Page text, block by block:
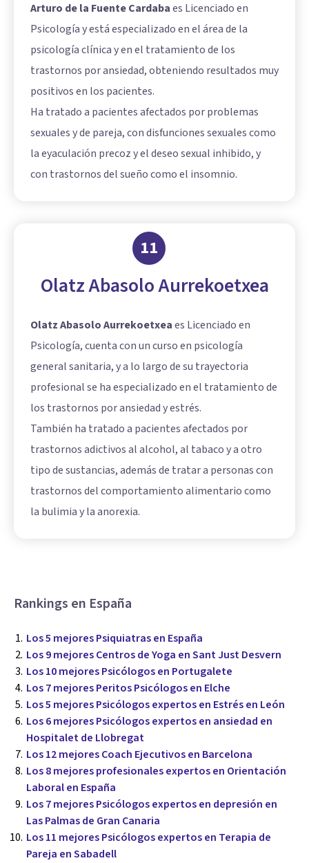
Arturo de la Fuente Cardabaes Licenciado en
Psicología y está especializado en el área de la
psicología clínica y en el tratamiento de los
trastornos por ansiedad, obteniendo resultados muy
positivos en los pacientes.
Ha tratado a pacientes afectados por problemas
sexuales y de pareja, con disfunciones sexuales como
la eyaculación precoz y el deseo sexual inhibido, y
con trastornos del sueño como el insomnio.
11
Olatz Abasolo Aurrekoetxea
Olatz Abasolo Aurrekoetxeaes Licenciado en
Psicología, cuenta con un curso en psicología
general sanitaria, y a lo largo de su trayectoria
profesional se ha especializado en el tratamiento de
los trastornos por ansiedad y estrés.
También ha tratado a pacientes afectados por
trastornos adictivos al alcohol, al tabaco y a otro
tipo de sustancias, además de tratar a personas con
trastornos del comportamiento alimentario como
la bulimia y la anorexia.
Rankings en España
Los 5 mejores Psiquiatras en España
Los 9 mejores Centros de Yoga en Sant Just Desvern
Los 10 mejores Psicólogos en Portugalete
Los 7 mejores Peritos Psicólogos en Elche
Los 5 mejores Psicólogos expertos en Estrés en León
Los 6 mejores Psicólogos expertos en ansiedad en
Hospitalet de Llobregat
Los 12 mejores Coach Ejecutivos en Barcelona
Los 8 mejores profesionales expertos en Orientación
Laboral en España
Los 7 mejores Psicólogos expertos en depresión en
Las Palmas de Gran Canaria
Los 11 mejores Psicólogos expertos en Terapia de
Pareja en Sabadell